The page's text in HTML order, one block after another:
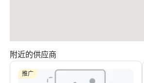
附近的供应商
推广